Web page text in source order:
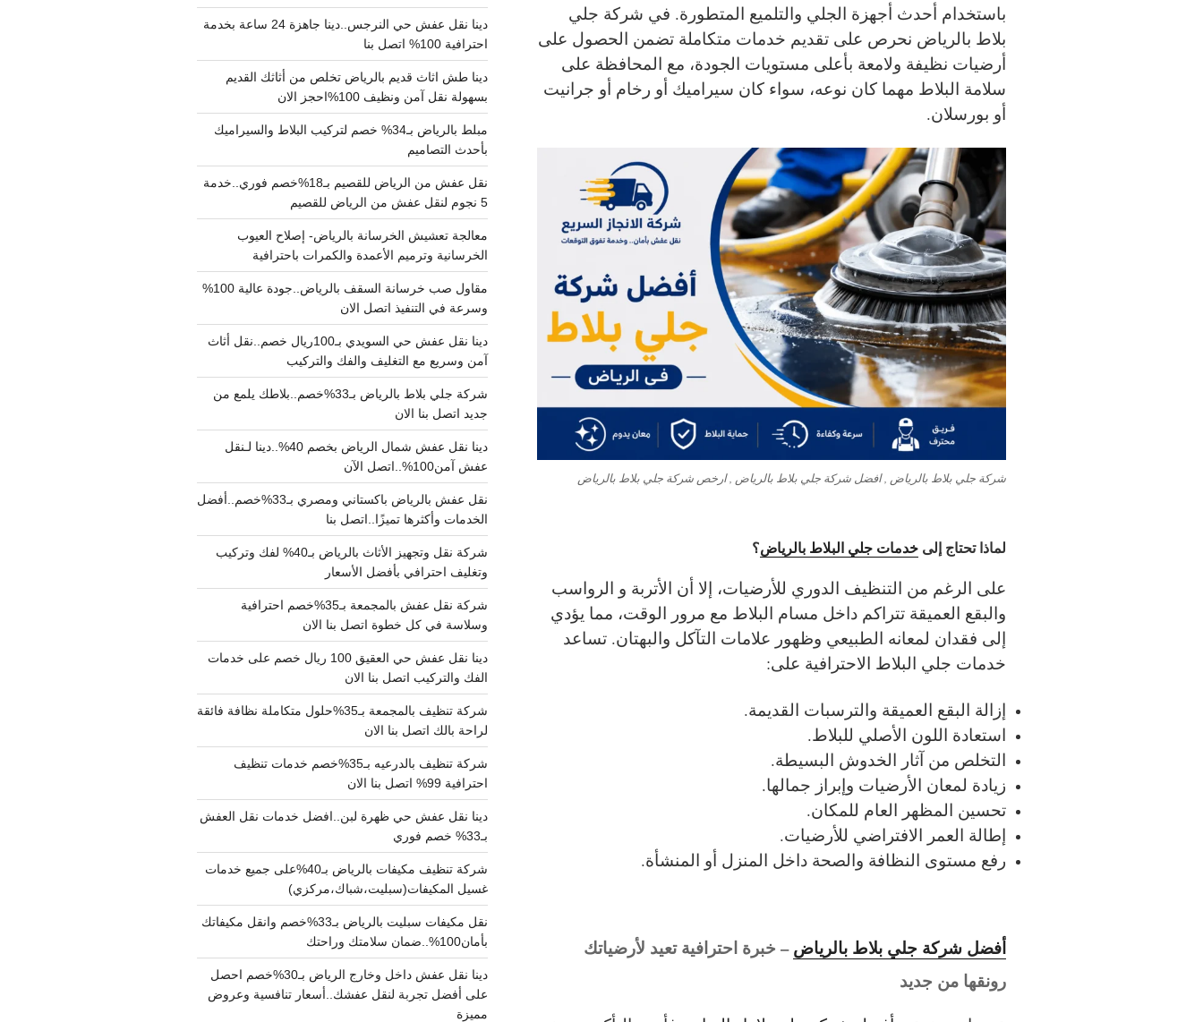
باستخدام أحدث أجهزة الجلي والتلميع المتطورة. في شركة جلي
بلاط بالرياض نحرص على تقديم خدمات متكاملة تضمن الحصول على
أرضيات نظيفة ولامعة بأعلى مستويات الجودة، مع المحافظة على
سلامة البلاط مهما كان نوعه، سواء كان سيراميك أو رخام أو جرانيت
أو بورسلان.
شركة جلي بلاط بالرياض , افضل شركة جلي بلاط بالرياض , ارخص شركة جلي بلاط بالرياض
لماذا تحتاج إلى خدمات جلي البلاط بالرياض؟
على الرغم من التنظيف الدوري للأرضيات، إلا أن الأتربة و الرواسب
والبقع العميقة تتراكم داخل مسام البلاط مع مرور الوقت، مما يؤدي
إلى فقدان لمعانه الطبيعي وظهور علامات التآكل والبهتان. تساعد
خدمات جلي البلاط الاحترافية على:
إزالة البقع العميقة والترسبات القديمة.
استعادة اللون الأصلي للبلاط.
التخلص من آثار الخدوش البسيطة.
زيادة لمعان الأرضيات وإبراز جمالها.
تحسين المظهر العام للمكان.
إطالة العمر الافتراضي للأرضيات.
رفع مستوى النظافة والصحة داخل المنزل أو المنشأة.
أفضل شركة جلي بلاط بالرياض– خبرة احترافية تعيد لأرضياتك
رونقها من جديد
دينا نقل عفش حي النرجس..دينا جاهزة 24 ساعة بخدمة
احترافية 100% اتصل بنا
دينا طش اثاث قديم بالرياض تخلص من أثاثك القديم
بسهولة نقل آمن ونظيف 100%احجز الان
مبلط بالرياض بـ34% خصم لتركيب البلاط والسيراميك
بأحدث التصاميم
نقل عفش من الرياض للقصيم بـ18%خصم فوري..خدمة
5 نجوم لنقل عفش من الرياض للقصيم
معالجة تعشيش الخرسانة بالرياض- إصلاح العيوب
الخرسانية وترميم الأعمدة والكمرات باحترافية
مقاول صب خرسانة السقف بالرياض..جودة عالية 100%
وسرعة في التنفيذ اتصل الان
دينا نقل عفش حي السويدي بـ100ريال خصم..نقل أثاث
آمن وسريع مع التغليف والفك والتركيب
شركة جلي بلاط بالرياض بـ33%خصم..بلاطك يلمع من
جديد اتصل بنا الان
دينا نقل عفش شمال الرياض بخصم 40%..دينا لـنقل
عفش آمن100%..اتصل الآن
نقل عفش بالرياض باكستاني ومصري بـ33%خصم..أفضل
الخدمات وأكثرها تميزًا..اتصل بنا
شركة نقل وتجهيز الأثاث بالرياض بـ40% لفك وتركيب
وتغليف احترافي بأفضل الأسعار
شركة نقل عفش بالمجمعة بـ35%خصم احترافية
وسلاسة في كل خطوة اتصل بنا الان
دينا نقل عفش حي العقيق 100 ريال خصم على خدمات
الفك والتركيب اتصل بنا الان
شركة تنظيف بالمجمعة بـ35%حلول متكاملة نظافة فائقة
لراحة بالك اتصل بنا الان
شركة تنظيف بالدرعيه بـ35%خصم خدمات تنظيف
احترافية 99% اتصل بنا الان
دينا نقل عفش حي ظهرة لبن..افضل خدمات نقل العفش
بـ33% خصم فوري
شركة تنظيف مكيفات بالرياض بـ40%على جميع خدمات
غسيل المكيفات(سبليت،شباك،مركزي)
نقل مكيفات سبليت بالرياض بـ33%خصم وانقل مكيفاتك
بأمان100%..ضمان سلامتك وراحتك
دينا نقل عفش داخل وخارج الرياض بـ30%خصم احصل
على أفضل تجربة لنقل عفشك..أسعار تنافسية وعروض
مميزة